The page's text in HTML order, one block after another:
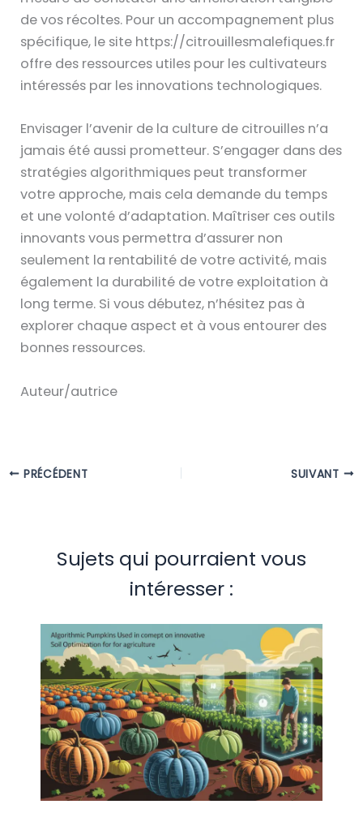
de vos récoltes. Pour un accompagnement plus
spécifique, le site https://citrouillesmalefiques.fr
offre des ressources utiles pour les cultivateurs
intéressés par les innovations technologiques.
Envisager l’avenir de la culture de citrouilles n’a
jamais été aussi prometteur. S’engager dans des
stratégies algorithmiques peut transformer
votre approche, mais cela demande du temps
et une volonté d’adaptation. Maîtriser ces outils
innovants vous permettra d’assurer non
seulement la rentabilité de votre activité, mais
également la durabilité de votre exploitation à
long terme. Si vous débutez, n’hésitez pas à
explorer chaque aspect et à vous entourer des
bonnes ressources.
Auteur/autrice
PRÉCÉDENT SUIVANT
Sujets qui pourraient vous
intéresser :